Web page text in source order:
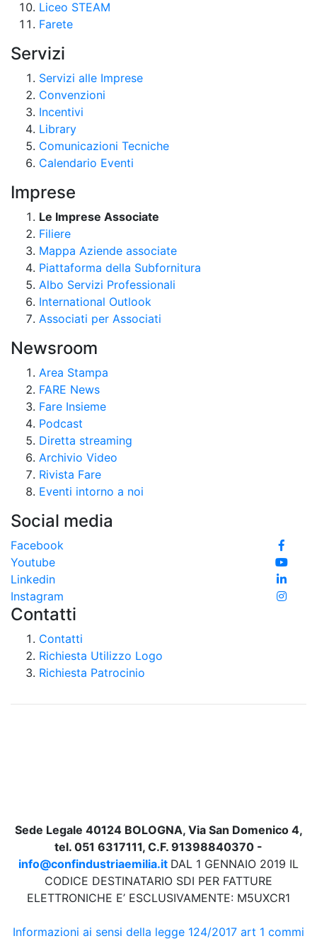
Liceo STEAM
Farete
Servizi
Servizi alle Imprese
Convenzioni
Incentivi
Library
Comunicazioni Tecniche
Calendario Eventi
Imprese
Le Imprese Associate
Filiere
Mappa Aziende associate
Piattaforma della Subfornitura
Albo Servizi Professionali
International Outlook
Associati per Associati
Newsroom
Area Stampa
FARE News
Fare Insieme
Podcast
Diretta streaming
Archivio Video
Rivista Fare
Eventi intorno a noi
Social media
Facebook
Youtube
Linkedin
Instagram
Contatti
Contatti
Richiesta Utilizzo Logo
Richiesta Patrocinio
Sede Legale 40124 BOLOGNA, Via San Domenico 4,
tel. 051 6317111, C.F. 91398840370 -
info@confindustriaemilia.it DAL 1 GENNAIO 2019 IL
CODICE DESTINATARIO SDI PER FATTURE
ELETTRONICHE E’ ESCLUSIVAMENTE: M5UXCR1
Informazioni ai sensi della legge 124/2017 art 1 commi